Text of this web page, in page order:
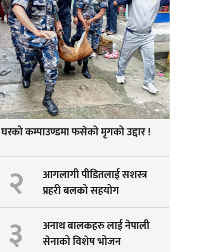
घरको कम्पाउण्डमा फसेको मृगको उद्दार !
२
आगलागी पीडितलाई सशस्त्र
प्रहरी बलको सहयोग
३
अनाथ बालकहरु लाई नेपाली
सेनाको विशेष भोजन